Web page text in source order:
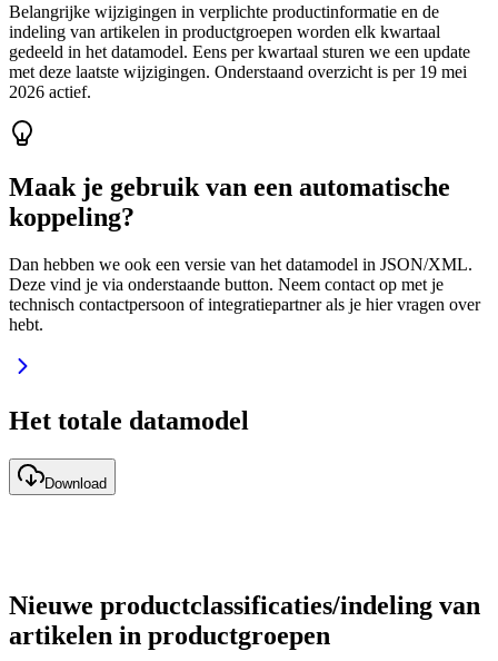
Belangrijke wijzigingen in verplichte productinformatie en de
indeling van artikelen in productgroepen worden elk kwartaal
gedeeld in het datamodel. Eens per kwartaal sturen we een update
met deze laatste wijzigingen. Onderstaand overzicht is per 19 mei
2026 actief.
Maak je gebruik van een automatische
koppeling?
Dan hebben we ook een versie van het datamodel in JSON/XML.
Deze vind je via onderstaande button. Neem contact op met je
technisch contactpersoon of integratiepartner als je hier vragen over
hebt.
Het totale datamodel
Download
Nieuwe productclassificaties/indeling van
artikelen in productgroepen